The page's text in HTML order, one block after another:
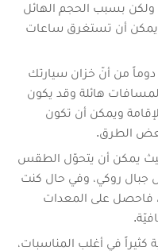
ولكن بسبب الحجم الهائل
يمكن أن تستغرق ساعات
من أنّ خزان سيارتك
هائلة وقد يكون
ويمكن أن تكون
الطرق.
يمكن أن يتحوّل الطقس
جبال روكي، وفي حال كنت
فاحصل على المعدات
كثيراً في أغلب المناسبات،